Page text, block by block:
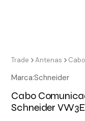
Trade Antenas
Marca:Schneider
Cabo
Schneider